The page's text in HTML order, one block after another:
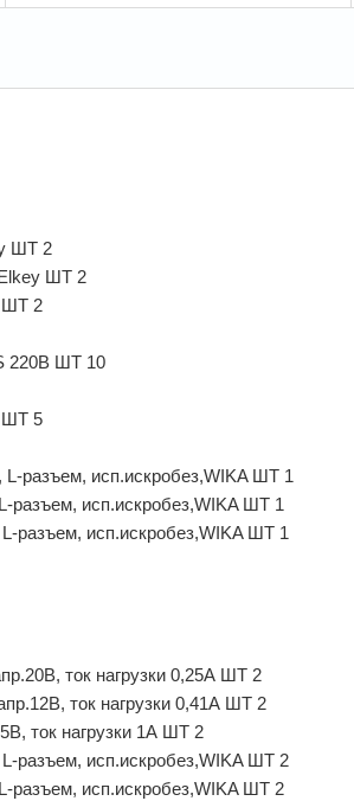
ШТ 2
ШТ 2
ШТ 2
220В ШТ 10
ШТ 5
разъем, исп.искробез,WIKA ШТ 1
разъем, исп.искробез,WIKA ШТ 1
разъем, исп.искробез,WIKA ШТ 1
ток нагрузки 0,25А ШТ 2
ток нагрузки 0,41А ШТ 2
ток нагрузки 1А ШТ 2
разъем, исп.искробез,WIKA ШТ 2
разъем, исп.искробез,WIKA ШТ 2